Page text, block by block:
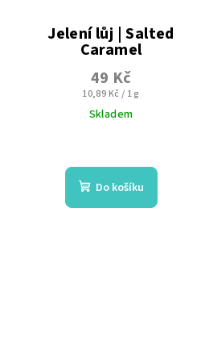
Jelení lůj | Salted
Caramel
49 Kč
Měrná
cena:
10,89 Kč / 1 g
Skladem
produktu
je
5,0
Do košíku